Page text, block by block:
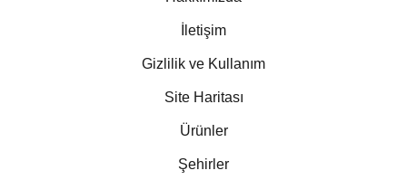
İletişim
Gizlilik ve Kullanım
Site Haritası
Ürünler
Şehirler